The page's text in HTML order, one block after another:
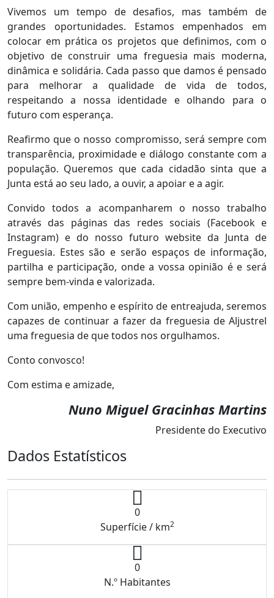
Vivemos um tempo de desafios, mas também de
grandes oportunidades. Estamos empenhados em
colocar em prática os projetos que definimos, com o
objetivo de construir uma freguesia mais moderna,
dinâmica e solidária. Cada passo que damos é pensado
para melhorar a qualidade de vida de todos,
respeitando a nossa identidade e olhando para o
futuro com esperança.
Reafirmo que o nosso compromisso, será sempre com
transparência, proximidade e diálogo constante com a
população. Queremos que cada cidadão sinta que a
Junta está ao seu lado, a ouvir, a apoiar e a agir.
Convido todos a acompanharem o nosso trabalho
através das páginas das redes sociais (Facebook e
Instagram) e do nosso futuro website da Junta de
Freguesia. Estes são e serão espaços de informação,
partilha e participação, onde a vossa opinião é e será
sempre bem-vinda e valorizada.
Com união, empenho e espírito de entreajuda, seremos
capazes de continuar a fazer da freguesia de Aljustrel
uma freguesia de que todos nos orgulhamos.
Conto convosco!
Com estima e amizade,
Nuno Miguel Gracinhas Martins
Presidente do Executivo
Dados Estatísticos
0
Superfície / km2
0
N.º Habitantes